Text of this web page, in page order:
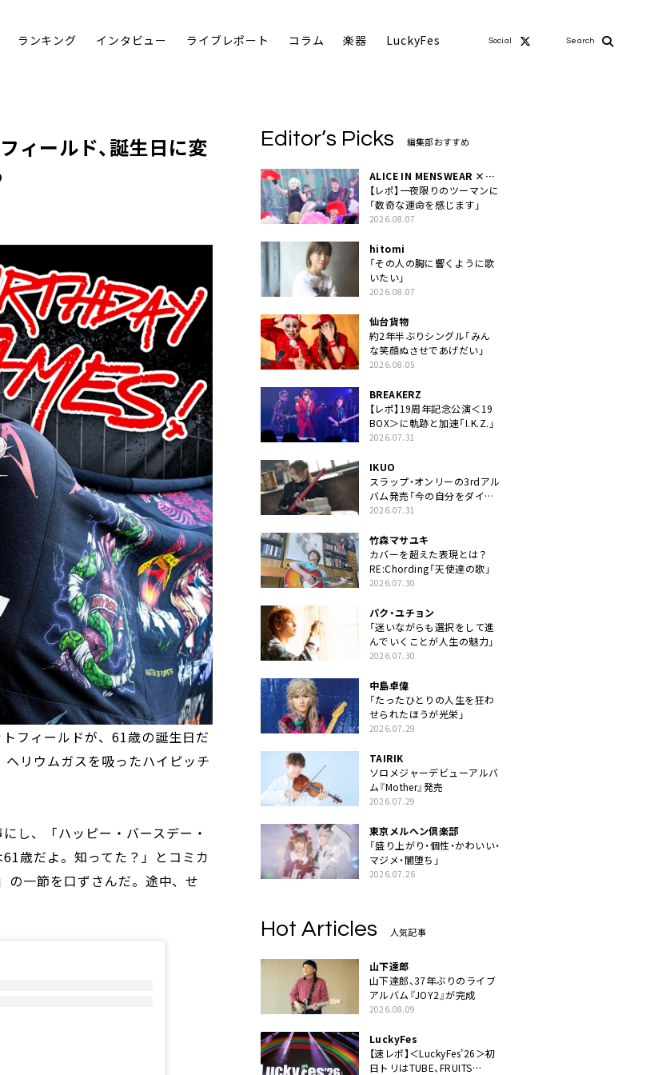
ランキング インタビュー ライブレポート コラム 楽器 LuckyFes Social Search
ィールド、誕生日に変
フィールドが、61歳の誕生日だ
リウムガスを吸ったハイピッチ
し、「ハッピー・バースデー・
歳だよ。知ってた？」とコミカ
一節を口ずさんだ。途中、せ
Editor’s Picks 編集部おすすめ
ALICE IN MENSWEAR ×
MASCHERA
【レポ】一夜限りのツーマンに
「数奇な運命を感じます」
2026.08.07
hitomi
「その人の胸に響くように歌
いたい」
2026.08.07
仙台貨物
約2年半ぶりシングル「みん
な笑顔ぬさせであげだい」
2026.08.05
BREAKERZ
【レポ】19周年記念公演＜19
BOX＞に軌跡と加速「I.K.Z.」
2026.07.31
IKUO
スラップ・オンリーの3rdアル
バム発売「今の自分をダイレ
クトに」
2026.07.31
竹森マサユキ
カバーを超えた表現とは？
RE:Chording「天使達の歌」
2026.07.30
パク・ユチョン
「迷いながらも選択をして進
んでいくことが人生の魅力」
2026.07.30
中島卓偉
「たったひとりの人生を狂わ
せられたほうが光栄」
2026.07.29
TAIRIK
ソロメジャーデビューアルバ
ム『Mother』発売
2026.07.29
東京メルヘン倶楽部
「盛り上がり・個性・かわいい・
マジメ・闇堕ち」
2026.07.26
Hot Articles 人気記事
山下達郎
山下達郎、37年ぶりのライブ
アルバム『JOY2』が完成
2026.08.09
LuckyFes
【速レポ】＜LuckyFes’26＞初
日トリはTUBE、FRUITS